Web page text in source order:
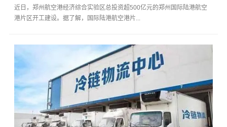
近日，郑州航空港经济综合实验区总投资超500亿元的郑州国际陆港航空
港片区开工建设。据了解，国际陆港航空港片...